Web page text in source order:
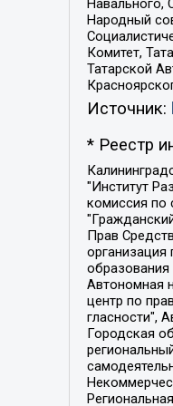
Навального,
Народный
Комитет,
Татарской
Источник:
* Реестр
Калининградская региональная общественная организация "Экозащита!-Женсовет", Фонд содействия защите прав и свобод граждан "Общественный вердикт", Фонд "Институт Развития Свободы Информации", Частное учреждение "Информационное агентство МЕМО. РУ", Региональная общественная организация "Общественная комиссия по сохранению наследия академика Сахарова", Фонд поддержки свободы прессы, Санкт-Петербургская общественная правозащитная организация "Гражданский контроль", Межрегиональная общественная организация "Информационно-просветительский центр "Мемориал", Региональный Фонд "Центр Защиты Прав Средств Массовой Информации", с 05.12.2023 Фонд "Центр Защиты Прав Средств массовой информации", Региональная общественная благотворительная организация помощи беженцам